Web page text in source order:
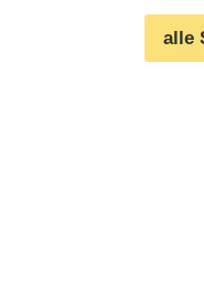
alle